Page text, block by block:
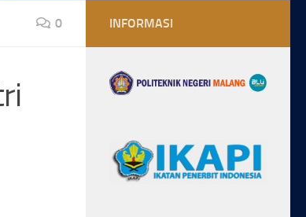
0 INFORMASI